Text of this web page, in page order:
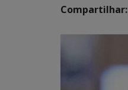
Compartilhar: